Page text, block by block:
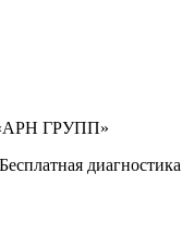
ГРУПП»
диагностика